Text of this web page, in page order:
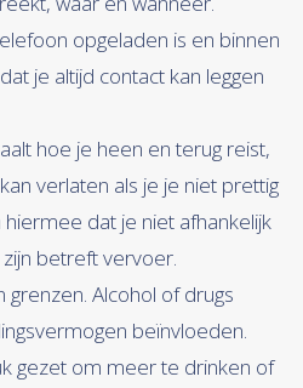
opgeladen is en binnen
je altijd contact kan leggen
hoe je heen en terug reist,
verlaten als je je niet prettig
dat je niet afhankelijk
betreft vervoer.
grenzen. Alcohol of drugs
beïnvloeden.
gezet om meer te drinken of